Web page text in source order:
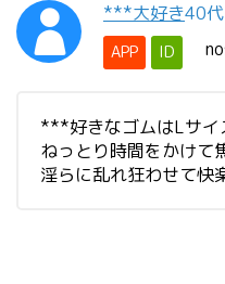
***大好き40代
APP ID
***好きなゴムはLサイ
ねっとり時間をかけて
淫らに乱れ狂わせて快